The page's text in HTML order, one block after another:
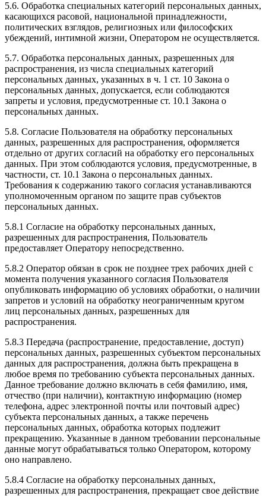
5.6. Обработка специальных категорий персональных данных,
касающихся расовой, национальной принадлежности,
политических взглядов, религиозных или философских
убеждений, интимной жизни, Оператором не осуществляется.
5.7. Обработка персональных данных, разрешенных для
распространения, из числа специальных категорий
персональных данных, указанных в ч. 1 ст. 10 Закона о
персональных данных, допускается, если соблюдаются
запреты и условия, предусмотренные ст. 10.1 Закона о
персональных данных.
5.8. Согласие Пользователя на обработку персональных
данных, разрешенных для распространения, оформляется
отдельно от других согласий на обработку его персональных
данных. При этом соблюдаются условия, предусмотренные, в
частности, ст. 10.1 Закона о персональных данных.
Требования к содержанию такого согласия устанавливаются
уполномоченным органом по защите прав субъектов
персональных данных.
5.8.1 Согласие на обработку персональных данных,
разрешенных для распространения, Пользователь
предоставляет Оператору непосредственно.
5.8.2 Оператор обязан в срок не позднее трех рабочих дней с
момента получения указанного согласия Пользователя
опубликовать информацию об условиях обработки, о наличии
запретов и условий на обработку неограниченным кругом
лиц персональных данных, разрешенных для
распространения.
5.8.3 Передача (распространение, предоставление, доступ)
персональных данных, разрешенных субъектом персональных
данных для распространения, должна быть прекращена в
любое время по требованию субъекта персональных данных.
Данное требование должно включать в себя фамилию, имя,
отчество (при наличии), контактную информацию (номер
телефона, адрес электронной почты или почтовый адрес)
субъекта персональных данных, а также перечень
персональных данных, обработка которых подлежит
прекращению. Указанные в данном требовании персональные
данные могут обрабатываться только Оператором, которому
оно направлено.
5.8.4 Согласие на обработку персональных данных,
разрешенных для распространения, прекращает свое действие